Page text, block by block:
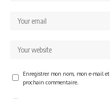
Enregistrer mon nom, mon e-mail
prochain commentaire.